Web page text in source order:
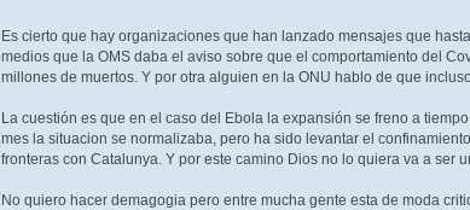
Es cierto que hay organizaciones que han lanzado mensajes que
medios que la OMS daba el aviso sobre que el comportamiento del
millones de muertos. Y por otra alguien en la ONU hablo de que
La cuestión es que en el caso del Ebola la expansión se freno a
mes la situacion se normalizaba, pero ha sido levantar el
fronteras con Catalunya. Y por este camino Dios no lo quiera va a ser
No quiero hacer demagogia pero entre mucha gente esta de moda